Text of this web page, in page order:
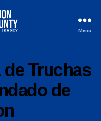
Menu
de Truchas
de
y
W
e
b
Si